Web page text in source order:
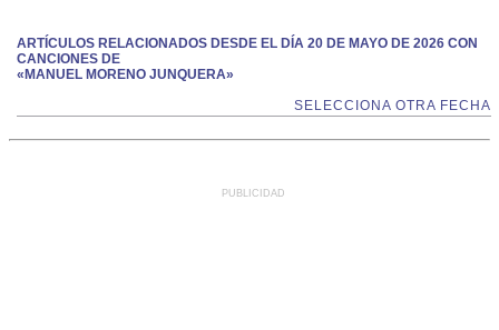
ARTÍCULOS RELACIONADOS DESDE EL DÍA 20 DE MAYO DE 2026 CON
CANCIONES DE
«MANUEL MORENO JUNQUERA»
SELECCIONA OTRA FECHA
PUBLICIDAD